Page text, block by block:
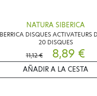
NATURA SIBERICA
DISQUES ACTIVATEURS
20 DISQUES
11,12 €
8,89 €
AÑADIR A LA CESTA